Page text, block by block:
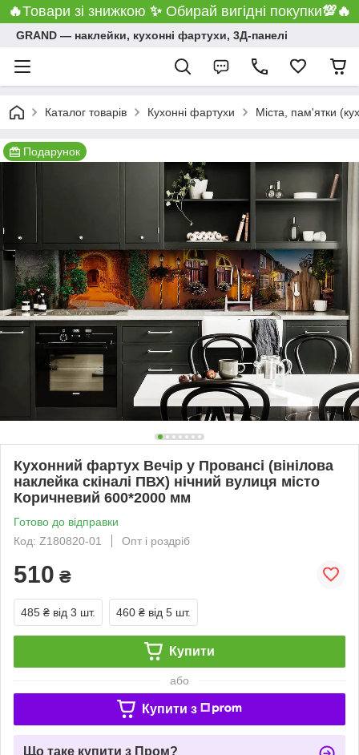
🔥Товари зі знижкою ✨ Обирай вигідні покупки💯🔥
GRAND ― наклейки, кухонні фартухи, 3Д-панелі
Каталог товарів Кухонні фартухи Міста, пам'ятки
Подарунок
Кухонний фартух Вечір у Провансі (вінілова
наклейка скіналі ПВХ) нічний вулиця місто
Коричневий 600*2000 мм
Готово до відправки
Код: Z180820-01
Опт і роздріб
510 ₴
485 ₴ від 3 шт. 460 ₴ від 5 шт.
Купити
або
Купити з
Що таке купити з Пром?